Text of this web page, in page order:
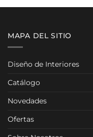
€
MAPA DEL SITIO
Diseño de Interiores
Catálogo
Novedades
Ofertas